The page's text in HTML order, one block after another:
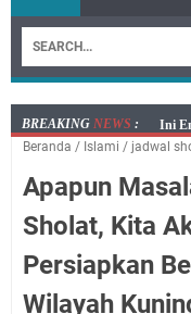
BREAKING NEWS :
Beranda / Islami / jadwal
Apapun
Sholat, Kita
Persiapkan
Wilayah